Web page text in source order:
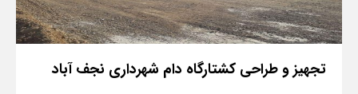
تجهیز و طراحی کشتارگاه دام شهرداری نجف آباد